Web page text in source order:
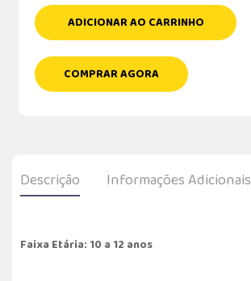
ADICIONAR AO CARRINHO
COMPRAR AGORA
Descrição Informações Adicionais
Faixa Etária: 10 a 12 anos